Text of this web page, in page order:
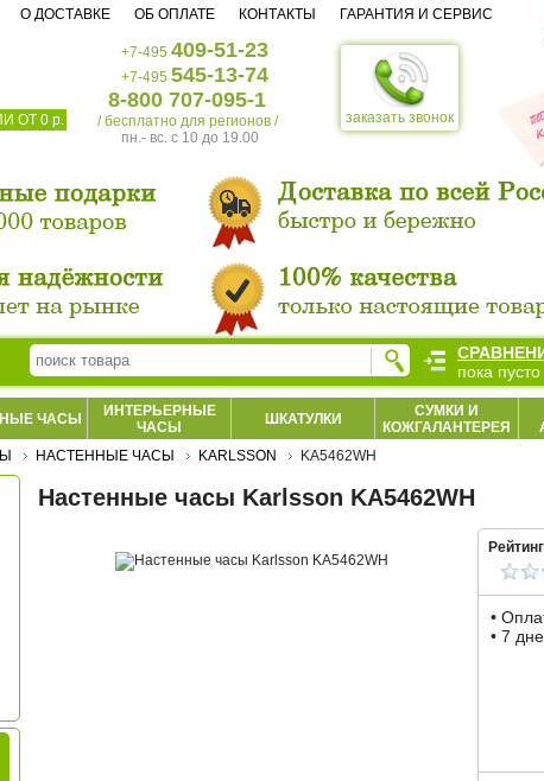
ОТ 0 р. заказать звонок
+7-495 409-51-23
+7-495 545-13-74
8-800 707-095-1
/ бесплатно для регионов /
пн.- вс. c 10 до 19.00
О ДОСТАВКЕ ОБ ОПЛАТЕ КОНТАКТЫ ГАРАНТИЯ И СЕРВИС
ЧАСЫ
ИНТЕРЬЕРНЫЕ
ЧАСЫ
ШКАТУЛКИ
СУМКИ И
КОЖГАЛАНТЕРЕЯ
НАСТЕННЫЕ ЧАСЫ KARLSSON KA5462WH
Настенные часы Karlsson KA5462WH
•
• 7
пока пусто